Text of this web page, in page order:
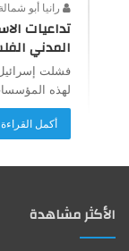
رانيا أبو شمالة
تداعيات
المدني
فشلت إسرائيل
لهذه
أكمل
الأكثر مشاهدة